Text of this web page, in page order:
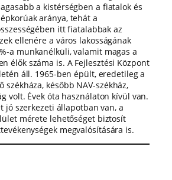
a kistérségben a fiatalok és
aránya, tehát a
itt fiatalabbak az
ellenére a város lakosságának
a munkanélküli, valamit magas a
élők száma is. A Fejlesztési Központ
áll. 1965-ben épült, eredetileg a
székháza, később NAV-székház,
volt. Évek óta használaton kívül van.
jó szerkezeti állapotban van, a
mérete lehetőséget biztosít
megvalósítására is.